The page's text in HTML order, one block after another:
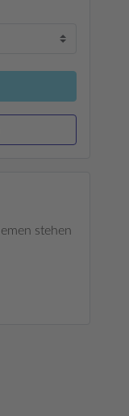
stehen